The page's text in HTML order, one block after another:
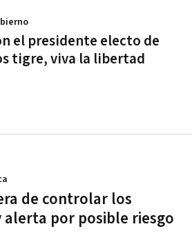
el presidente electo de
tigre, viva la libertad
de controlar los
por posible riesgo